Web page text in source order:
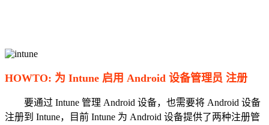
HOWTO: 为 Intune 启用 Android 设备管理员 注册
要通过 Intune 管理 Android 设备，也需要将 Android 设备
注册到 Intune，目前 Intune 为 Android 设备提供了两种注册管